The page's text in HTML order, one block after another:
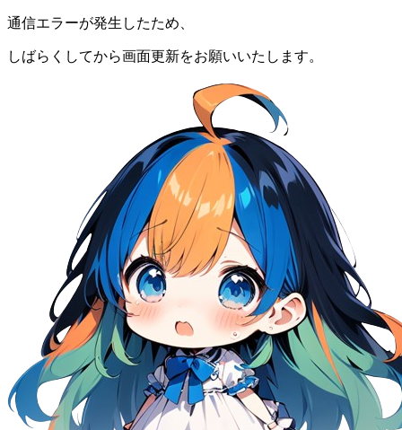
通信エラーが発生したため、
しばらくしてから画面更新をお願いいたします。